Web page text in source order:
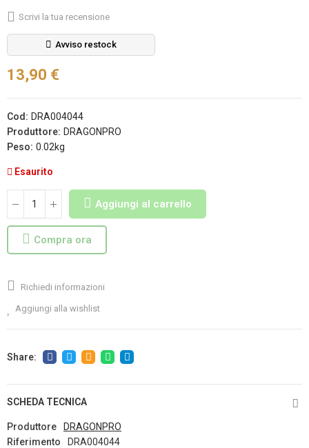
Scrivi la tua recensione
Avviso restock
13,90 €
Cod: DRA004044
Produttore: DRAGONPRO
Peso: 0.02kg
Esaurito
Aggiungi al carrello
Compra ora
Richiedi informazioni
Aggiungi alla wishlist
SCHEDA TECNICA
Produttore
DRAGONPRO
Riferimento
DRA004044